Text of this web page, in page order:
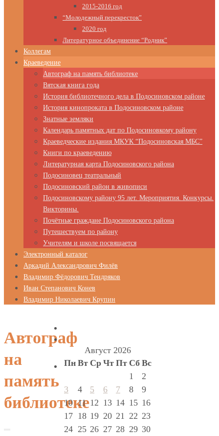
2015-2016 год
“Молодежный перекресток”
2020 год
Литературное объединение “Родник”
Коллегам
Краеведение
Автограф на память библиотеке
Вятская книга года
История библиотечного дела в Подосиновском районе
История кинопроката в Подосиновском районе
Знатные земляки
Календарь памятных дат по Подосиновкому району
Краеведческие издания МКУК “Подосиновская МБС”
Книги по краеведению
Литературная карта Подосиновского района
Подосиновец театральный
Подосиновский район в живописи
Подосиновскому району 95 лет. Мероприятия. Конкурсы.
Викторины.
Почётные граждане Подосиновского района
Путешествуем по району
Учителям и школе посвящается
Электронный каталог
Аркадий Александрович Филёв
Владимир Фёдорович Тендряков
Иван Степанович Конев
Владимир Николаевич Крупин
Автограф
на
память
библиотеке
Август 2026
Пн Вт Ср Чт Пт Сб Вс
1
2
3
4 5 6 7 8
9
10 11 12 13 14 15 16
17 18 19 20 21 22 23
24 25 26 27 28 29 30